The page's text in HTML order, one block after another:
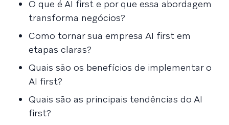
O que é AI first e por que essa abordagem
transforma negócios?
Como tornar sua empresa AI first em
etapas claras?
Quais são os benefícios de implementar o
AI first?
Quais são as principais tendências do AI
first?